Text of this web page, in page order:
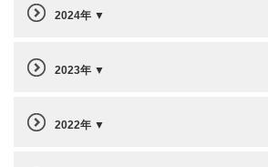
2024年
2023年
2022年